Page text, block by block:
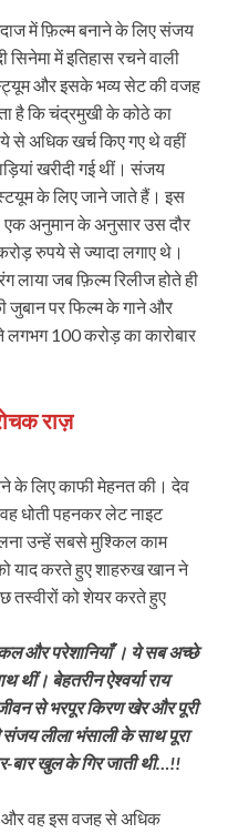
में फ़िल्म बनाने के लिए संजय
में इतिहास रचने वाली
और इसके भव्य सेट की वजह
है कि चंद्रमुखी के कोठे का
से अधिक खर्च किए गए थे वहीं
खरीदी गई थीं। संजय
के लिए जाने जाते हैं। इस
एक अनुमान के अनुसार उस दौर
रुपये से ज्यादा लगाए थे।
जब फ़िल्म रिलीज होते ही
जुबान पर फिल्म के गाने और
100 करोड़ का कारोबार
राज़
के लिए काफी मेहनत की। देव
धोती पहनकर लेट नाइट
उन्हें सबसे मुश्किल काम
याद करते हुए शाहरुख खान ने
तस्‍वीरों को शेयर करते हुए
और परेशानियाँ । ये सब अच्‍छे
थीं। बेहतरीन ऐश्वर्या राय
से भरपूर किरण खेर और पूरी
लीला भंसाली के साथ पूरा
बार खुल के गिर जाती थी…!!
और वह इस वजह से अधिक